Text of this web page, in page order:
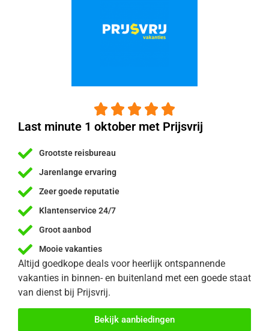
    
Last minute 1 oktober met Prijsvrij
Grootste reisbureau
Jarenlange ervaring
Zeer goede reputatie
Klantenservice 24/7
Groot aanbod
Mooie vakanties
Altijd goedkope deals voor heerlijk ontspannende
vakanties in binnen- en buitenland met een goede staat
van dienst bij Prijsvrij.
Bekijk aanbiedingen